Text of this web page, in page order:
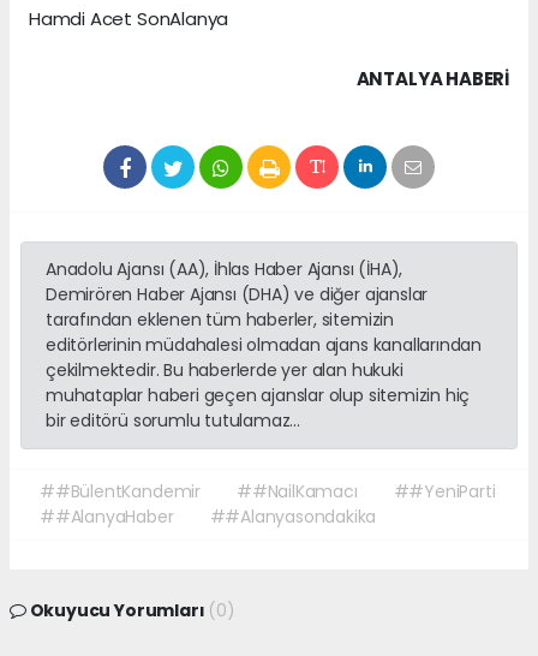
Hamdi Acet SonAlanya
ANTALYA HABERİ
Anadolu Ajansı (AA), İhlas Haber Ajansı (İHA),
Demirören Haber Ajansı (DHA) ve diğer ajanslar
tarafından eklenen tüm haberler, sitemizin
editörlerinin müdahalesi olmadan ajans kanallarından
çekilmektedir. Bu haberlerde yer alan hukuki
muhataplar haberi geçen ajanslar olup sitemizin hiç
bir editörü sorumlu tutulamaz...
##BülentKandemir ##NailKamacı
##YeniParti
##AlanyaHaber
##Alanyasondakika
Okuyucu Yorumları (0)